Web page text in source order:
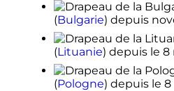
(Bulgarie) depuis
(Lituanie) depuis le 8
(Pologne) depuis le 8